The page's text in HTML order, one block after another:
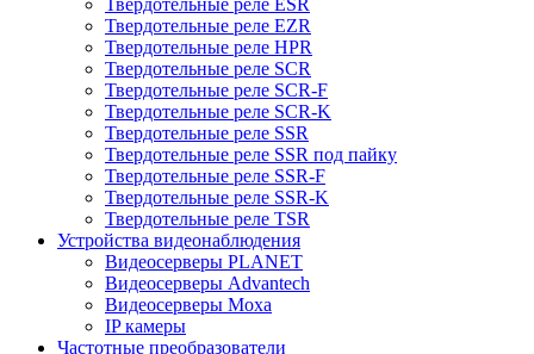
Твердотельные реле ESR
Твердотельные реле EZR
Твердотельные реле HPR
Твердотельные реле SCR
Твердотельные реле SCR-F
Твердотельные реле SCR-K
Твердотельные реле SSR
Твердотельные реле SSR под пайку
Твердотельные реле SSR-F
Твердотельные реле SSR-K
Твердотельные реле TSR
Устройства видеонаблюдения
Видеосерверы PLANET
Видеосерверы Advantech
Видеосерверы Moxa
IP камеры
Частотные преобразователи